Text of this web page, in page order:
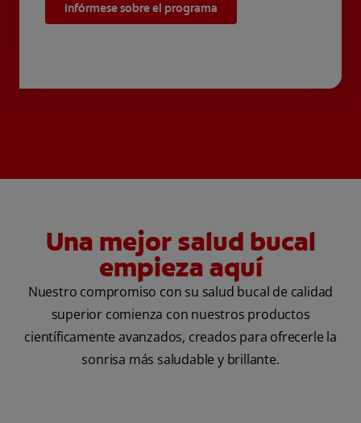
Infórmese sobre el programa
Una mejor salud bucal
empieza aquí
Nuestro compromiso con su salud bucal de calidad
superior comienza con nuestros productos
científicamente avanzados, creados para ofrecerle la
sonrisa más saludable y brillante.